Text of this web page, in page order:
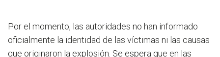
Por el momento, las autoridades no han informado
oficialmente la identidad de las víctimas ni las causas
que originaron la explosión. Se espera que en las